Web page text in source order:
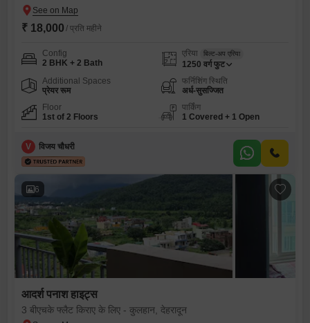
₹ 18,000 / प्रति महीने
Config
2 BHK + 2 Bath
एरिया बिल्ट-अप एरिया
1250 वर्ग फुट
Additional Spaces
प्रेयर रूम
फर्निशिंग स्थिति
अर्ध-सुसज्जित
Floor
1st of 2 Floors
पार्किंग
1 Covered + 1 Open
V विजय चौधरी
6
आदर्श पनाश हाइट्स
3 बीएचके फ्लैट किराए के लिए - कुलहान, देहरादून